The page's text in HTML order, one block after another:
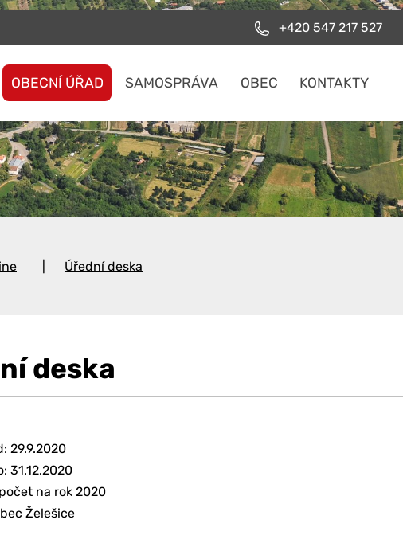
+420 547 217 527
OBECNÍ ÚŘAD SAMOSPRÁVA OBEC KONTAKTY
Úřední deska
deska
29.9.2020
31.12.2020
na rok 2020
Želešice